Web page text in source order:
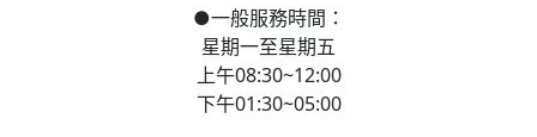
●一般服務時間：
星期一至星期五
上午08:30~12:00
下午01:30~05:00